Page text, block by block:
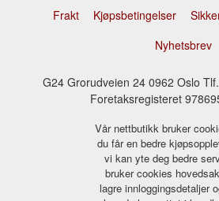
Frakt Kjøpsbetingelser
Nyhetsbrev
G24 Grorudveien 24 0962 Oslo Tlf.
Foretaksregisteret
Vår nettbutikk bruker
du får en bedre
vi kan yte deg bedre
bruker cookies
lagre innloggingsdetaljer